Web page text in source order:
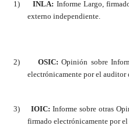
1) INLA: Informe Largo,
externo independiente.
2) OSIC: Opinión sobre
electrónicamente por el auditor
3) IOIC: Informe sobre otras
firmado electrónicamente por